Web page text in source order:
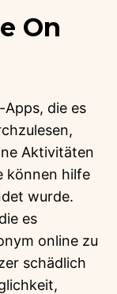
On
die es
Aktivitäten
können hilfe
wurde.
es
online zu
schädlich